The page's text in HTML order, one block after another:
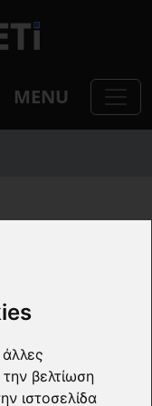
MENU
βελτίωση
ιστοσελίδα